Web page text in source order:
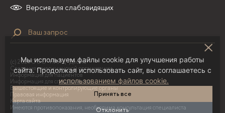
Версия для слабовидящих
(с) 2026 ООО "НИЛЦ "Деома"
Сведения о медицинской организации
Информация для пациентов
Информация для специалистов
Вышестоящие и контролирующие органы
Правовая информация
Карта сайта
Имеются противопоказания, необходима консультация специалиста
Мы используем файлы cookie для улучшения работы
сайта. Продолжая использовать сайт, вы соглашаетесь с
использованием файлов cookie.
Принять все
Отклонить